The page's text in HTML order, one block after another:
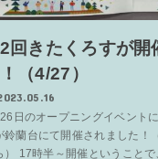
回きたくろすが開
（4/27）
日のオープニングイベント
鈴蘭台にて開催されました！
） 17時半～開催ということ